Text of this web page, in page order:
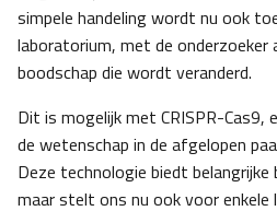
simpele handeling wordt nu ook
laboratorium, met de onderzoeker
boodschap die wordt veranderd.
Dit is mogelijk met CRISPR-Cas9,
de wetenschap in de afgelopen
Deze technologie biedt belangrijke
maar stelt ons nu ook voor enkele